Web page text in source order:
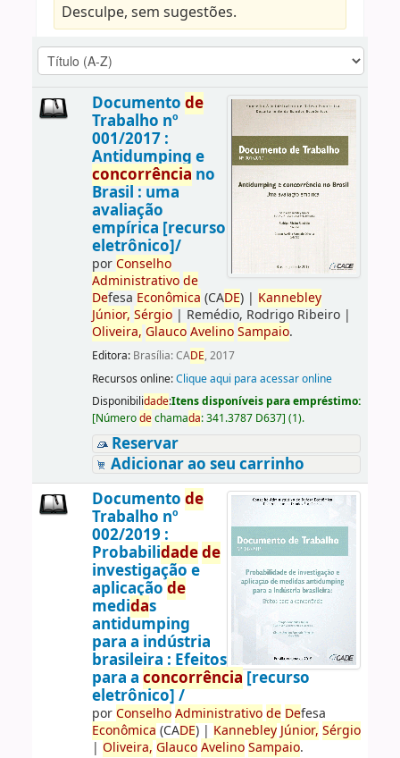
Desculpe, sem sugestões.
Documento de
Trabalho nº
001/2017 :
Antidumping e
concorrência no
Brasil : uma
avaliação
empírica [recurso
eletrônico]/
porConselho
Administrativo de
Defesa Econômica (CADE)| Kannebley
Júnior, Sérgio| Remédio, Rodrigo Ribeiro|
Oliveira, Glauco Avelino Sampaio.
Editora: Brasília: CADE, 2017
Recursos online:Clique aqui para acessar online
Disponibilidade:Itens disponíveis para empréstimo:
[Númerodechamada:341.3787 D637] (1).
Reservar
Adicionar ao seu carrinho
Documento de
Trabalho nº
002/2019 :
Probabilidadede
investigação e
aplicação de
medidas
antidumping
para a indústria
brasileira : Efeitos
para a concorrência [recurso
eletrônico] /
porConselho Administrativo de Defesa
Econômica (CADE)| Kannebley Júnior, Sérgio
| Oliveira, Glauco Avelino Sampaio.